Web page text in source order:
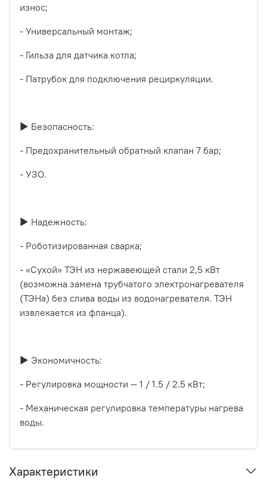
износ;
- Универсальный монтаж;
- Гильза для датчика котла;
- Патрубок для подключения рециркуляции.
▶ Безопасность:
- Предохранительный обратный клапан 7 бар;
- УЗО.
▶ Надежность:
- Роботизированная сварка;
- «Сухой» ТЭН из нержавеющей стали 2,5 кВт
(возможна замена трубчатого электронагревателя
(ТЭНа) без слива воды из водонагревателя. ТЭН
извлекается из фланца).
▶ Экономичность:
- Регулировка мощности — 1 / 1.5 / 2.5 кВт;
- Механическая регулировка температуры нагрева
воды.
Характеристики